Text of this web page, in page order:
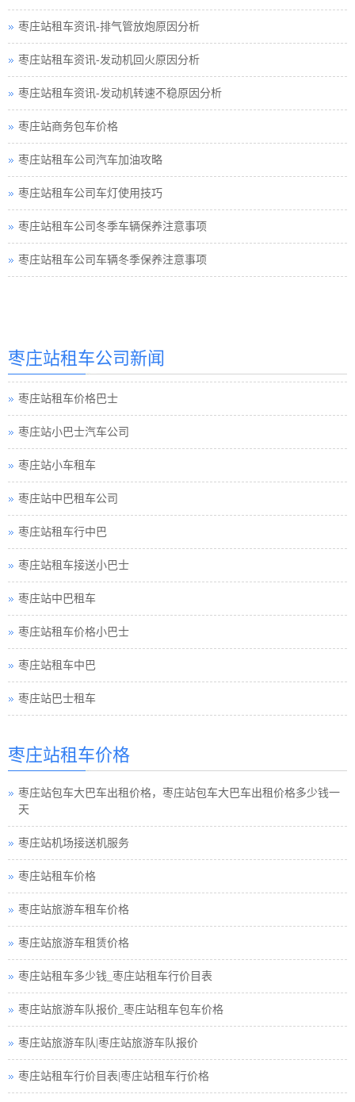
枣庄站租车资讯-排气管放炮原因分析
枣庄站租车资讯-发动机回火原因分析
枣庄站租车资讯-发动机转速不稳原因分析
枣庄站商务包车价格
枣庄站租车公司汽车加油攻略
枣庄站租车公司车灯使用技巧
枣庄站租车公司冬季车辆保养注意事项
枣庄站租车公司车辆冬季保养注意事项
枣庄站租车公司新闻
枣庄站汽车租赁
枣庄站租车价格巴士
枣庄站小巴士汽车公司
枣庄站小车租车
枣庄站中巴租车公司
枣庄站租车行中巴
枣庄站租车接送小巴士
枣庄站中巴租车
枣庄站租车价格小巴士
枣庄站租车中巴
枣庄站巴士租车
枣庄站包车旅游
枣庄站巴士租车公司
枣庄站小车租车公司
枣庄站租车价格
枣庄站包车大巴车出租价格，枣庄站包车大巴车出租价格多少钱一
天
枣庄站机场接送机服务
枣庄站租车价格
枣庄站旅游车租车价格
枣庄站旅游车租赁价格
枣庄站租车多少钱_枣庄站租车行价目表
枣庄站旅游车队报价_枣庄站租车包车价格
枣庄站旅游车队|枣庄站旅游车队报价
枣庄站租车行价目表|枣庄站租车行价格